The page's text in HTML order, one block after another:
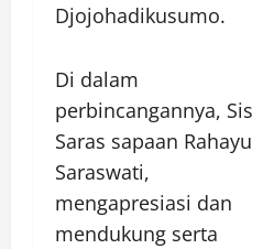
Djojohadikusumo.
Di dalam
perbincangannya, Sis
Saras sapaan Rahayu
Saraswati,
mengapresiasi dan
mendukung serta